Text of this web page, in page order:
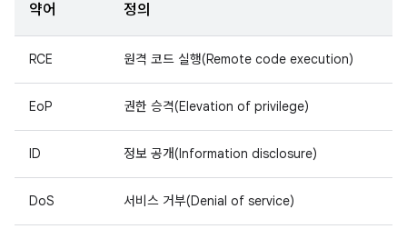
약어 정의
RCE 원격 코드 실행(Remote code execution)
EoP 권한 승격(Elevation of privilege)
ID 정보 공개(Information disclosure)
DoS 서비스 거부(Denial of service)